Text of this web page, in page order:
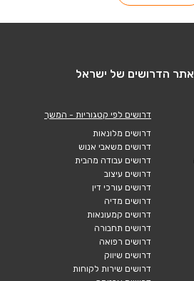
דרושים לפי קטגוריות - המשך
דרושים מלונאות
דרושים משאבי אנוש
דרושים עבודה מהבית
דרושים עיצוב
דרושים עורכי דין
דרושים מדיה
דרושים קמעונאות
דרושים תחבורה
דרושים רפואה
דרושים שיווק
דרושים שירות לקוחות